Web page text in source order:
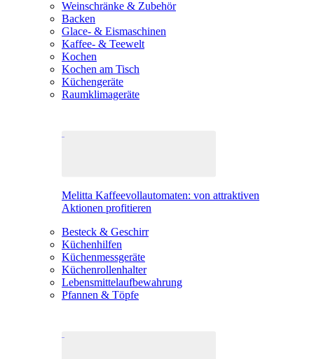
Weinschränke & Zubehör
Backen
Glace- & Eismaschinen
Kaffee- & Teewelt
Kochen
Kochen am Tisch
Küchengeräte
Raumklimageräte
Melitta Kaffeevollautomaten: von attraktiven
Aktionen profitieren
Besteck & Geschirr
Küchenhilfen
Küchenmessgeräte
Küchenrollenhalter
Lebensmittelaufbewahrung
Pfannen & Töpfe